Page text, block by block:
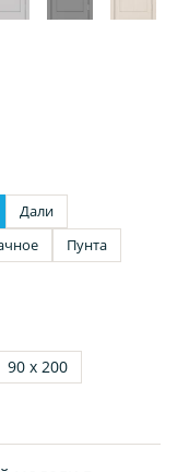
Дали
Пунта
90 х 200